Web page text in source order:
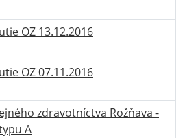
OZ 13.12.2016
OZ 07.11.2016
zdravotníctva Rožňava -
A